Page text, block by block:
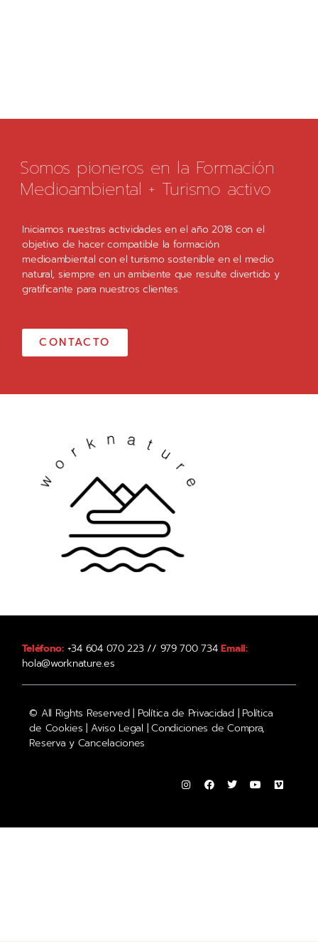
Somos pioneros en la Formación
Medioambiental + Turismo activo
Iniciamos nuestras actividades en el año 2018 con el
objetivo de hacer compatible la formación
medioambiental con el turismo sostenible en el medio
natural, siempre en un ambiente que resulte divertido y
gratificante para nuestros clientes.
CONTACTO
Teléfono: +34 604 070 223 // 979 700 734Email:
hola@worknature.es
© All Rights Reserved | Política de Privacidad| Política
de Cookies | Aviso Legal |Condiciones de Compra,
Reserva y Cancelaciones